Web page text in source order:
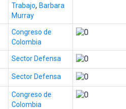
Trabajo,Barbara
Murray
Congreso de
Colombia
Sector Defensa
Sector Defensa
Congreso de
Colombia